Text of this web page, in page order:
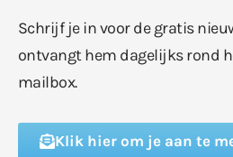
Schrijf je in voor de gratis
ontvangt hem dagelijks rond
mailbox.
Klik hier om je aan te